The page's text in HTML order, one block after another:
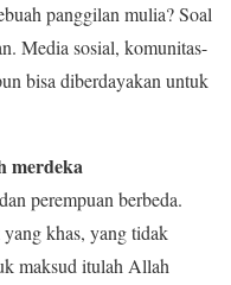
panggilan mulia? Soal
Media sosial, komunitas-
bisa diberdayakan untuk
merdeka
perempuan berbeda.
khas, yang tidak
maksud itulah Allah